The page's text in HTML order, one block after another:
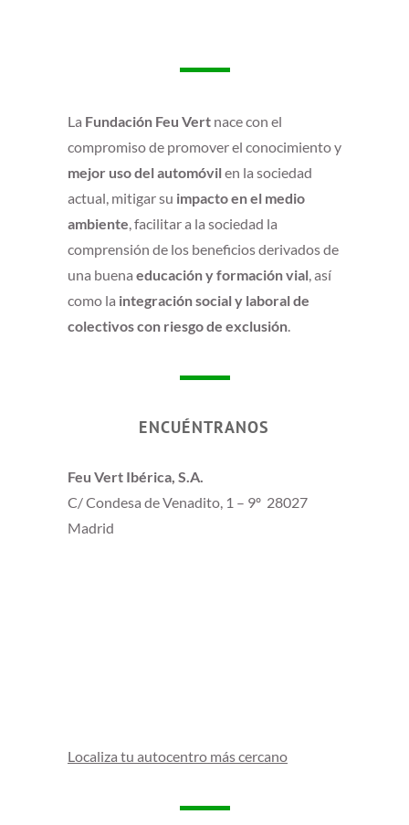
La Fundación Feu Vert nace con el
compromiso de promover el conocimiento y
mejor uso del automóvilen la sociedad
actual, mitigar su impacto en el medio
ambiente, facilitar a la sociedad la
comprensión de los beneficios derivados de
una buena educación y formación vial, así
como la integración social y laboral de
colectivos con riesgo de exclusión.
ENCUÉNTRANOS
Feu Vert Ibérica, S.A.
C/ Condesa de Venadito, 1 – 9º 28027
Madrid
Localiza tu autocentro más cercano